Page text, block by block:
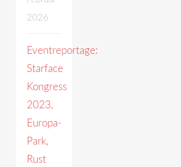
2026
Eventreportage:
Starface
Kongress
2023,
Europa-
Park,
Rust